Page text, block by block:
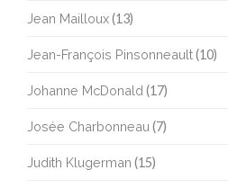
Jean Mailloux(13)
Jean-François Pinsonneault(10)
Johanne McDonald (17)
Josée Charbonneau (7)
Judith Klugerman (15)